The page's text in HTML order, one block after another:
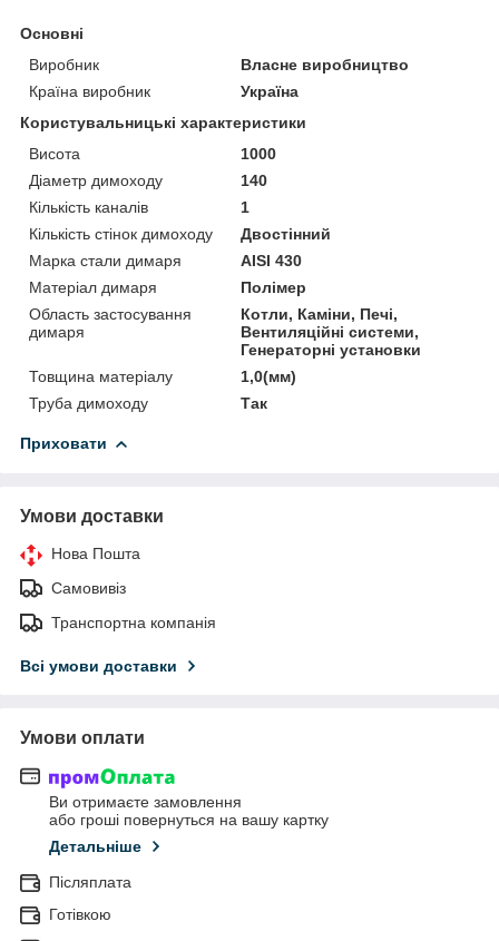
Основні
Виробник
Власне виробництво
Країна виробник
Україна
Користувальницькі характеристики
Висота
1000
Діаметр димоходу
140
Кількість каналів
1
Кількість стінок димоходу
Двостінний
Марка стали димаря
AISI 430
Матеріал димаря
Полімер
Область застосування
димаря
Котли, Каміни, Печі,
Вентиляційні системи,
Генераторні установки
Товщина матеріалу
1,0(мм)
Труба димоходу
Так
Приховати
Умови доставки
Нова Пошта
Самовивіз
Транспортна компанія
Всі умови доставки
Умови оплати
Ви отримаєте замовлення
або гроші повернуться на вашу картку
Детальніше
Післяплата
Готівкою